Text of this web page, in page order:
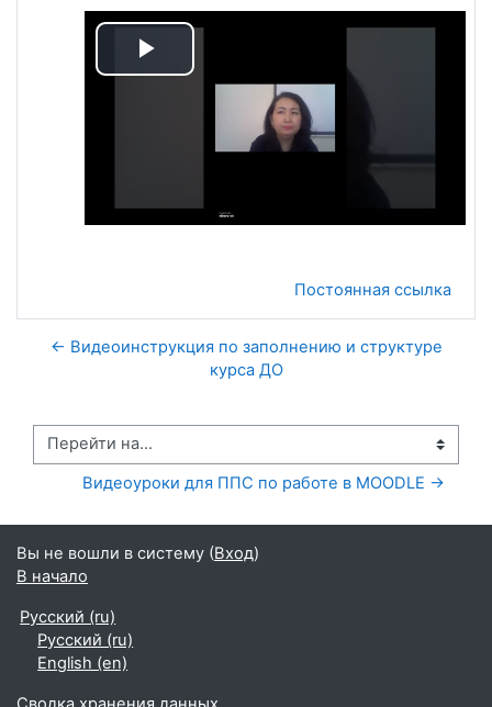
Воспроизвести
Постоянная ссылка
← Видеоинструкция по заполнению и структуре
курса ДО
Перейти на...
Видеоуроки для ППС по работе в MOODLE →
Вы не вошли в систему (Вход)
В начало
Русский ‎(ru)‎
Русский ‎(ru)‎
English ‎(en)‎